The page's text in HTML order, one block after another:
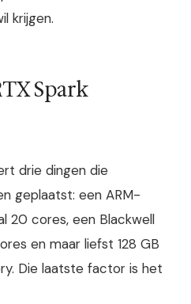
krijgen.
Spark
drie dingen die
geplaatst: een ARM-
20 cores, een Blackwell
en maar liefst 128 GB
Die laatste factor is het